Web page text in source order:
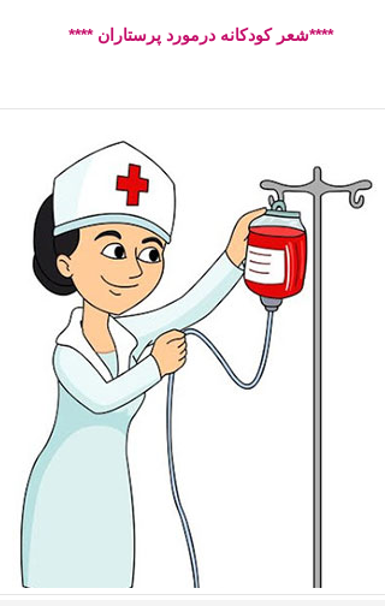
****شعر کودکانه درمورد پرستاران ****